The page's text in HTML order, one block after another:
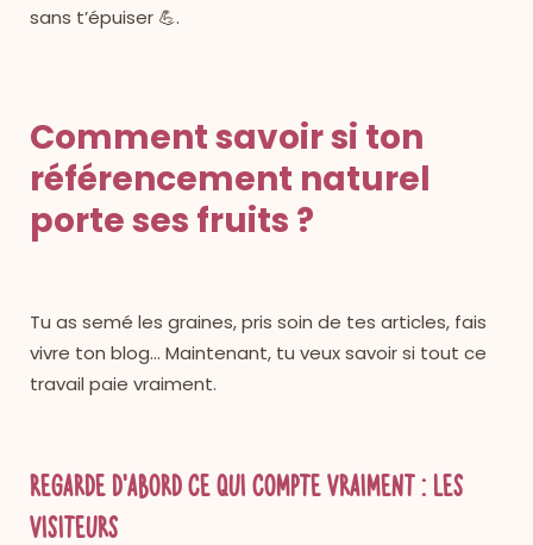
sans t’épuiser 💪.
Comment savoir si ton
référencement naturel
porte ses fruits ?
Tu as semé les graines, pris soin de tes articles, fais
vivre ton blog… Maintenant, tu veux savoir si tout ce
travail paie vraiment.
Regarde d’abord ce qui compte vraiment : les
visiteurs